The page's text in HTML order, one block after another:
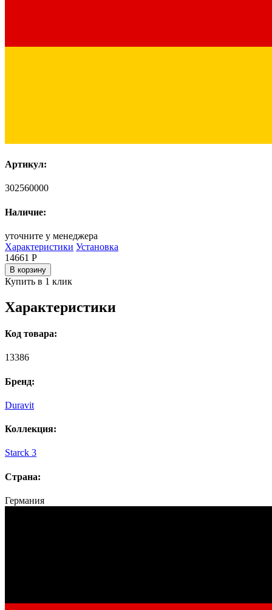
Артикул:
302560000
Наличие:
уточните у менеджера
Характеристики Установка
14661 Р
В корзину
Купить в 1 клик
Характеристики
Код товара:
13386
Бренд:
Duravit
Коллекция:
Starck 3
Страна:
Германия